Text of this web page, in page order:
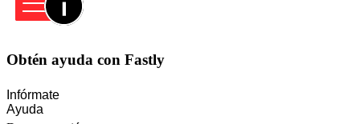
Obtén ayuda con Fastly
Infórmate
Ayuda